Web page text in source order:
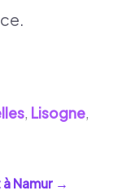
, Lisogne,
àNamur →